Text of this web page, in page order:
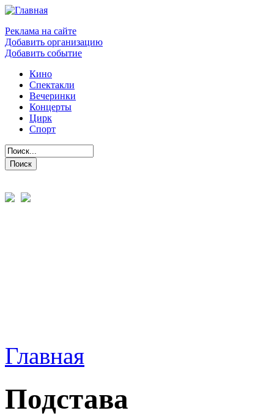
Реклама на сайте
Добавить организацию
Добавить событие
Кино
Спектакли
Вечеринки
Концерты
Цирк
Спорт
Главная
Подстава